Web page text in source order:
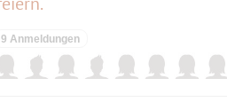
9 Anmeldungen